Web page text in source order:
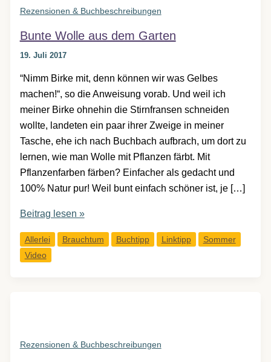
Rezensionen & Buchbeschreibungen
Bunte Wolle aus dem Garten
19. Juli 2017
“Nimm Birke mit, denn können wir was Gelbes
machen!“, so die Anweisung vorab. Und weil ich
meiner Birke ohnehin die Stirnfransen schneiden
wollte, landeten ein paar ihrer Zweige in meiner
Tasche, ehe ich nach Buchbach aufbrach, um dort zu
lernen, wie man Wolle mit Pflanzen färbt. Mit
Pflanzenfarben färben? Einfacher als gedacht und
100% Natur pur! Weil bunt einfach schöner ist, je […]
Bunte
aus
dem
Beitrag lesen »
Allerlei Brauchtum Buchtipp Linktipp
Sommer
Video
Rezensionen & Buchbeschreibungen